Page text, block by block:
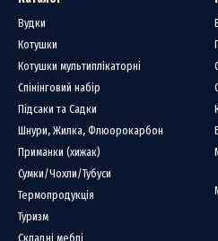
в спорядженні, не займаючи багато
якісним матеріалам ніж зберігає
вартості та якості.
риби та підготовки снастей.
допоміжний інструмент у польових
для побутових завдань у поході.
– як універсальний ніж на всі
Вудки
Котушки
Котушки мультиплікаторні
Спінінговий набір
Підсаки та Садки
Шнури, Жилка, Флюорокарбон
Приманки (хижак)
Сумки/Чохли/Тубуси
Термопродукція
Туризм
Складні меблі